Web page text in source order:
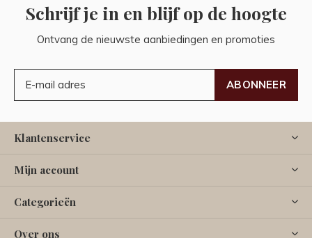
Schrijf je in en blijf op de hoogte
Ontvang de nieuwste aanbiedingen en promoties
ABONNEER
Klantenservice
Mijn account
Categorieën
Over ons